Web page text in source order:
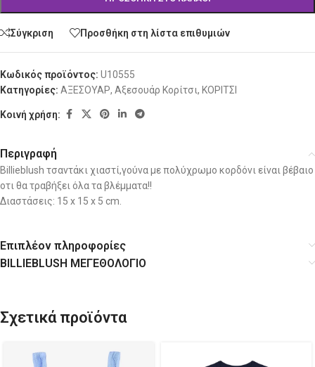
Σύγκριση Προσθήκη στη λίστα επιθυμιών
Κωδικός προϊόντος: U10555
Κατηγορίες: ΑΞΕΣΟΥΑΡ, Αξεσουάρ Κορίτσι, ΚΟΡΙΤΣΙ
Κοινή χρήση:
Περιγραφή
Billieblush τσαντάκι χιαστί,γούνα με πολύχρωμο κορδόνι είναι βέβαιο
οτι θα τραβήξει όλα τα βλέμματα!!
Διαστάσεις: 15 x 15 x 5 cm.
Επιπλέον πληροφορίες
BILLIEBLUSH ΜΕΓΕΘΟΛΟΓΙΟ
Σχετικά προϊόντα